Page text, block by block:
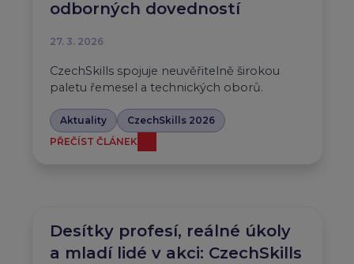
odborných dovedností
27. 3. 2026
CzechSkills spojuje neuvěřitelně širokou
paletu řemesel a technických oborů.
Aktuality
CzechSkills 2026
PŘEČÍST ČLÁNEK
Desítky profesí, reálné úkoly
a mladí lidé v akci: CzechSkills